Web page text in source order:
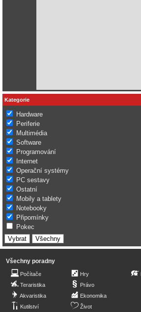
Kategorie
Hardware
Periferie
Multimédia
Software
Programování
Internet
Operační systémy
PC sestavy
Ostatní
Mobily a tablety
Notebooky
Připomínky
Pokec
Všechny poradny
Počítače
Teraristika
Akvaristika
Kutilství
Hry
Právo
Ekonomika
Život